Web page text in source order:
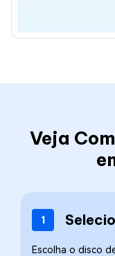
Veja
1
Escolha o disco